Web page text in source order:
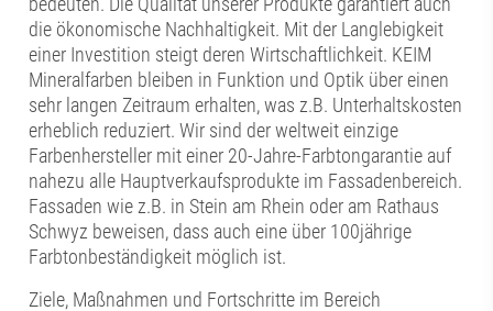
die ökonomische Nachhaltigkeit. Mit der Langlebigkeit
einer Investition steigt deren Wirtschaftlichkeit. KEIM
Mineralfarben bleiben in Funktion und Optik über einen
sehr langen Zeitraum erhalten, was z.B. Unterhaltskosten
erheblich reduziert. Wir sind der weltweit einzige
Farbenhersteller mit einer 20-Jahre-Farbtongarantie auf
nahezu alle Hauptverkaufsprodukte im Fassadenbereich.
Fassaden wie z.B. in Stein am Rhein oder am Rathaus
Schwyz beweisen, dass auch eine über 100jährige
Farbtonbeständigkeit möglich ist.
Ziele, Maßnahmen und Fortschritte im Bereich